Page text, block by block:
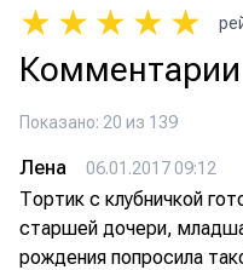
★ ★ ★ ★ ★
Комментарии
Показано: 20 из 139
Лена 06.01.2017 09:12
Тортик с клубничкой
старшей дочери,
рождения попросила